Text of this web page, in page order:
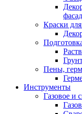
Краски
Пены,
Инструменты
Газовое и